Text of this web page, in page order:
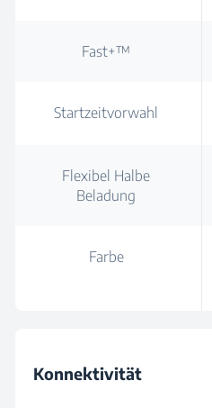
Fast+™
Startzeitvorwahl
Flexibel Halbe
Beladung
Farbe
Konnektivität